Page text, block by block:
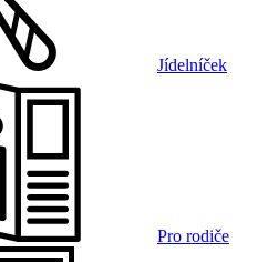
Jídelníček
Pro rodiče